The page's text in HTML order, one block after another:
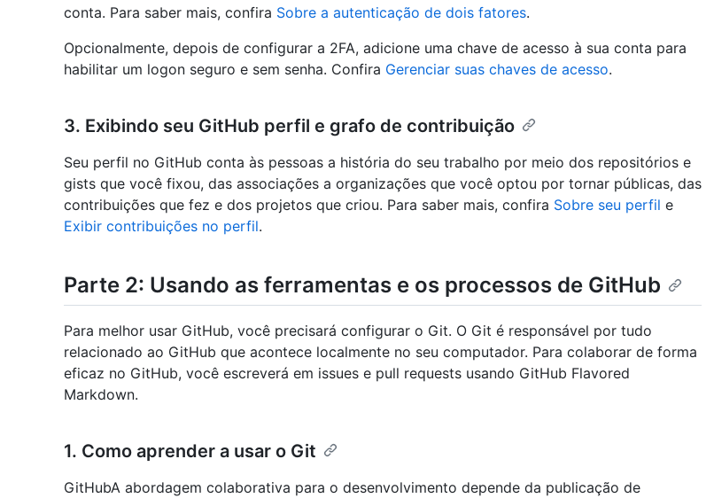
conta. Para saber mais, confira Sobre a autenticação de dois fatores.
Opcionalmente, depois de configurar a 2FA, adicione uma chave de acesso à sua conta para
habilitar um logon seguro e sem senha. Confira Gerenciar suas chaves de acesso.
3. Exibindo seu GitHub perfil e grafo de contribuição
Seu perfil no GitHub conta às pessoas a história do seu trabalho por meio dos repositórios e
gists que você fixou, das associações a organizações que você optou por tornar públicas, das
contribuições que fez e dos projetos que criou. Para saber mais, confira Sobre seu perfil e
Exibir contribuições no perfil.
Parte 2: Usando as ferramentas e os processos de GitHub
Para melhor usar GitHub, você precisará configurar o Git. O Git é responsável por tudo
relacionado ao GitHub que acontece localmente no seu computador. Para colaborar de forma
eficaz no GitHub, você escreverá em issues e pull requests usando GitHub Flavored
Markdown.
1. Como aprender a usar o Git
GitHubA abordagem colaborativa para o desenvolvimento depende da publicação de